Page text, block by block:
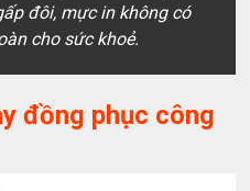
đôi, mực in không có
cho sức khoẻ.
đồng phục công